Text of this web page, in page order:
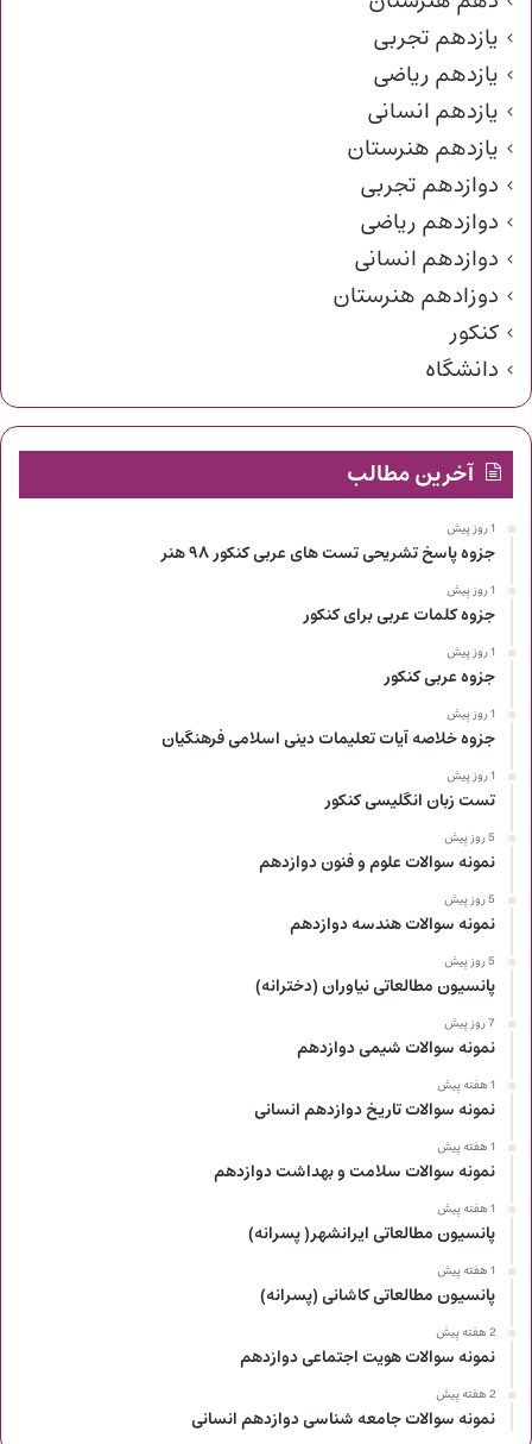
یازدهم تجربی
یازدهم ریاضی
یازدهم انسانی
یازدهم هنرستان
دوازدهم تجربی
دوازدهم ریاضی
دوازدهم انسانی
دوزادهم هنرستان
کنکور
دانشگاه
آخرین مطالب
1 روز پیش
جزوه پاسخ تشریحی تست های عربی کنکور ۹۸ هنر
1 روز پیش
جزوه کلمات عربی برای کنکور
1 روز پیش
جزوه عربی کنکور
1 روز پیش
جزوه خلاصه آیات تعلیمات دینی اسلامی فرهنگیان
1 روز پیش
تست زبان انگلیسی کنکور
5 روز پیش
نمونه سوالات علوم و فنون دوازدهم
5 روز پیش
نمونه سوالات هندسه دوازدهم
5 روز پیش
پانسیون مطالعاتی نیاوران (دخترانه)
7 روز پیش
نمونه سوالات شیمی دوازدهم
1 هفته پیش
نمونه سوالات تاریخ دوازدهم انسانی
1 هفته پیش
نمونه سوالات سلامت و بهداشت دوازدهم
1 هفته پیش
پانسیون مطالعاتی ایرانشهر( پسرانه)
1 هفته پیش
پانسیون مطالعاتی کاشانی (پسرانه)
2 هفته پیش
نمونه سوالات هویت اجتماعی دوازدهم
2 هفته پیش
نمونه سوالات جامعه شناسی دوازدهم انسانی